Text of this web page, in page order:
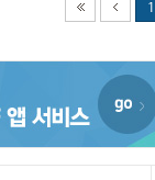
1